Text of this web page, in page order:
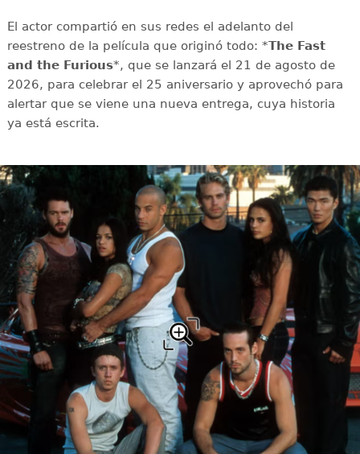
El actor compartió en sus redes el adelanto del
reestreno de la película que originó todo: *The Fast
and the Furious*, que se lanzará el 21 de agosto de
2026, para celebrar el 25 aniversario y aprovechó para
alertar que se viene una nueva entrega, cuya historia
ya está escrita.